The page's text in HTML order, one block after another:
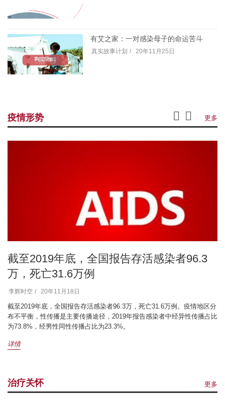
有艾之家：一对感染母子的命运苦斗
真实故事计划 20年11月25日
疫情形势 更多
截至2019年底，全国报告存活感染者96.3
万，死亡31.6万例
李辉时空 20年11月18日
截至2019年底，全国报告存活感染者96.3万，死亡31.6万例。疫情地区分
布不平衡，性传播是主要传播途径，2019年报告感染者中经异性传播占比
为73.8%，经男性同性传播占比为23.3%。
详情
治疗关怀 更多